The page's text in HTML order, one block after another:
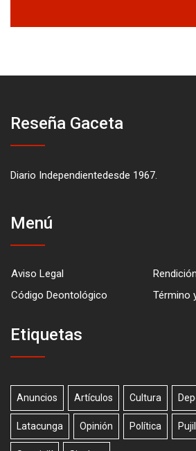
Reseña Gaceta
Diario Independientedesde 1967.
Menú
Aviso Legal
Código Deontológico
Término
Etiquetas
Anuncios Artículos Cultura
Latacunga Opinión Política